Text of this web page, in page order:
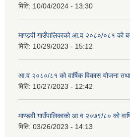
मिति: 10/04/2024 - 13:30
माण्डवी गाउँपालिकाको आ.व २०८०/०८१ को
मिति: 10/29/2023 - 15:12
आ.व २०८०/८१ को वार्षिक विकास योजना तथा
मिति: 10/27/2023 - 12:42
माण्डवी गाउँपालिकाको आ.व २०७९/८० को
मिति: 03/26/2023 - 14:13